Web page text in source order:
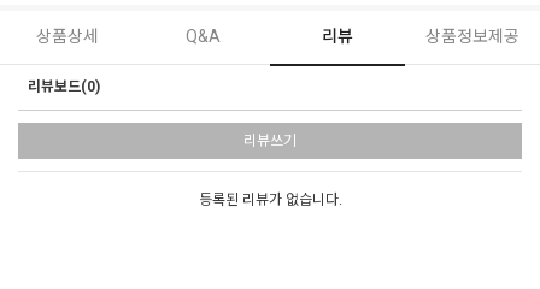
상품상세 Q&A 리뷰 상품정보제공
리뷰보드(0)
리뷰쓰기
등록된 리뷰가 없습니다.